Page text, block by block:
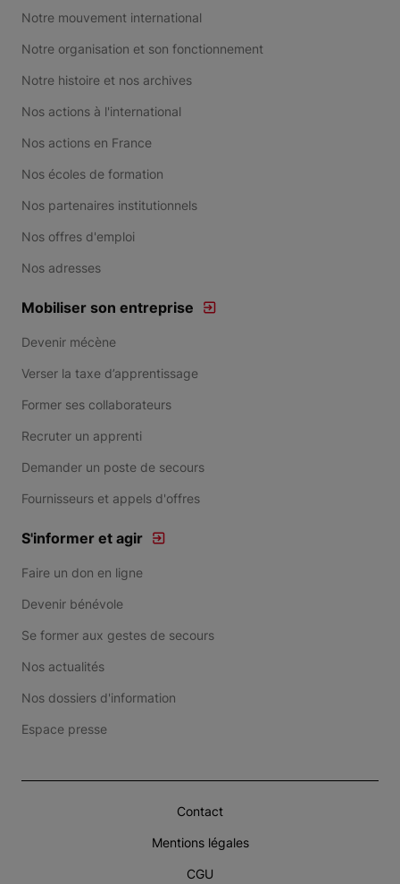
Notre mouvement international
Notre organisation et son fonctionnement
Notre histoire et nos archives
Nos actions à l'international
Nos actions en France
Nos écoles de formation
Nos partenaires institutionnels
Nos offres d'emploi
Nos adresses
Mobiliser son entreprise
Devenir mécène
Verser la taxe d’apprentissage
Former ses collaborateurs
Recruter un apprenti
Demander un poste de secours
Fournisseurs et appels d'offres
S'informer et agir
Faire un don en ligne
Devenir bénévole
Se former aux gestes de secours
Nos actualités
Nos dossiers d'information
Espace presse
Contact
Mentions légales
CGU